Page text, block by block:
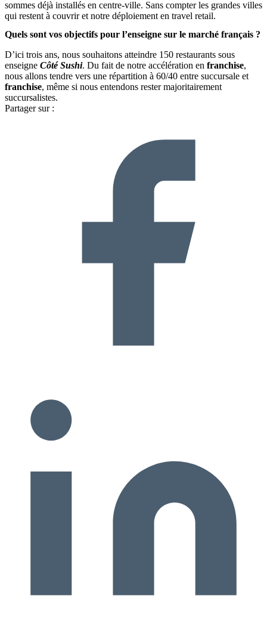
sommes déjà installés en centre-ville. Sans compter les grandes villes
qui restent à couvrir et notre déploiement en travel retail.
Quels sont vos objectifs pour l’enseigne sur le marché français ?
D’ici trois ans, nous souhaitons atteindre 150 restaurants sous
enseigne Côté Sushi. Du fait de notre accélération en franchise,
nous allons tendre vers une répartition à 60/40 entre succursale et
franchise, même si nous entendons rester majoritairement
succursalistes.
Partager sur :